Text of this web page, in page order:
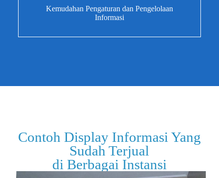
Kemudahan Pengaturan dan Pengelolaan
Informasi
Contoh Display Informasi Yang
Sudah Terjual
di Berbagai Instansi